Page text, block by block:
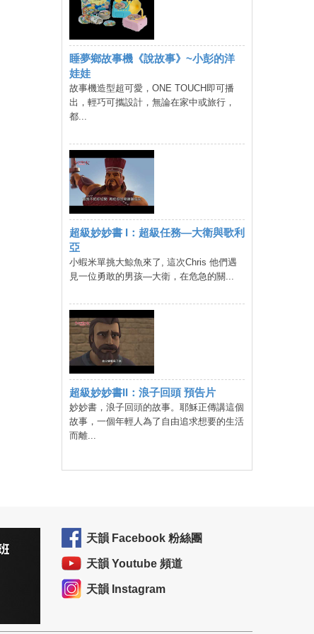
睡夢鄉故事機《說故事》~小彭的洋
娃娃
故事機造型超可愛，ONE TOUCH即可播
出，輕巧可攜設計，無論在家中或旅行，
都...
超級妙妙書 I：超級任務—大衛與歌利
亞
小蝦米單挑大鯨魚來了, 這次Chris 他們遇
見一位勇敢的男孩—大衛，在危急的關...
超級妙妙書II：浪子回頭 預告片
妙妙書，浪子回頭的故事。耶穌正傳講這個
故事，一個年輕人為了自由追求想要的生活
而離...
天韻 Facebook 粉絲團
天韻 Youtube 頻道
天韻 Instagram